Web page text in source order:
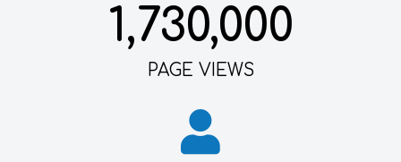
1,730,000
PAGE VIEWS